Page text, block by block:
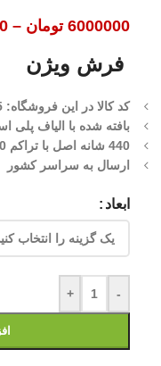
6000000 تومان –
فرش ویژن
کد کالا در این فروشگاه: 345
بافته شده با الیاف پلی
440 شانه اصل با تراکم 1500
ارسال به سراسر کشور
ابعاد
-
+